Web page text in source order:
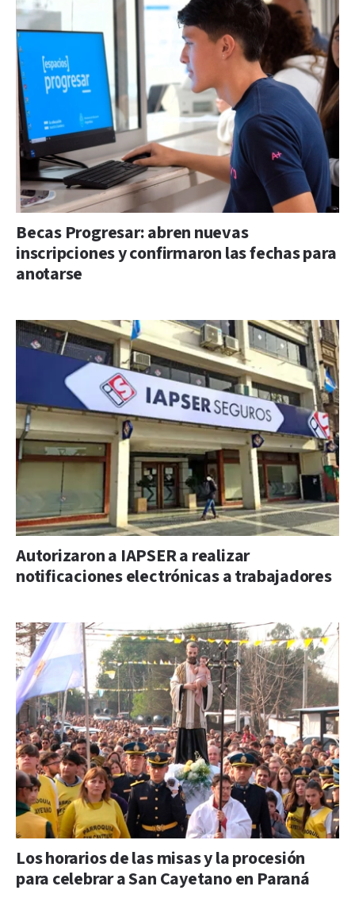
Becas Progresar: abren nuevas
inscripciones y confirmaron las fechas para
anotarse
Autorizaron a IAPSER a realizar
notificaciones electrónicas a trabajadores
Los horarios de las misas y la procesión
para celebrar a San Cayetano en Paraná